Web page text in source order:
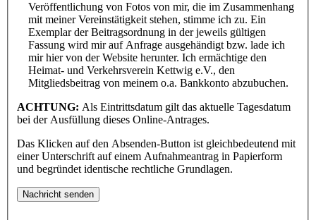
Veröffentlichung von Fotos von mir, die im Zusammenhang
mit meiner Vereinstätigkeit stehen, stimme ich zu. Ein
Exemplar der Beitragsordnung in der jeweils gültigen
Fassung wird mir auf Anfrage ausgehändigt bzw. lade ich
mir hier von der Website herunter. Ich ermächtige den
Heimat- und Verkehrsverein Kettwig e.V., den
Mitgliedsbeitrag von meinem o.a. Bankkonto abzubuchen.
ACHTUNG: Als Eintrittsdatum gilt das aktuelle Tagesdatum
bei der Ausfüllung dieses Online-Antrages.
Das Klicken auf den Absenden-Button ist gleichbedeutend mit
einer Unterschrift auf einem Aufnahmeantrag in Papierform
und begründet identische rechtliche Grundlagen.